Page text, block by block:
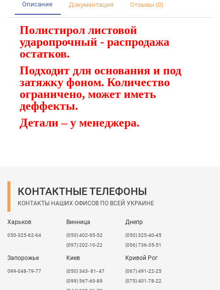
Описание Документация Отзывы (0)
Полистирол листовой
ударопрочный - распродажа
остатков.
Подходит для основания и под
затяжку фоном. Количество
ограничено, может иметь
деффекты.
Детали – у менеджера.
КОНТАКТНЫЕ ТЕЛЕФОНЫ
КОНТАКТЫ НАШИХ ОФИСОВ ПО ВСЕЙ УКРАИНЕ
Харьков
050-325-62-64
Винница
(050) 402-95-52
(097) 202-10-22
Днепр
(050) 325-40-45
(056) 736-35-51
Запорожье
099-048-79-77
Киев
(050) 343- 81- 47
(099) 567-60-89
Кривой Рог
(067) 491-22-25
(075) 401-78-22